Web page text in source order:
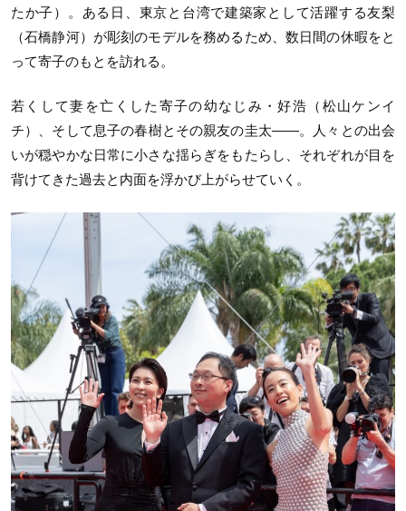
たか子）。ある日、東京と台湾で建築家として活躍する友梨
（石橋静河）が彫刻のモデルを務めるため、数日間の休暇をと
って寄子のもとを訪れる。
若くして妻を亡くした寄子の幼なじみ・好浩（松山ケンイ
チ）、そして息子の春樹とその親友の圭太——。人々との出会
いが穏やかな日常に小さな揺らぎをもたらし、それぞれが目を
背けてきた過去と内面を浮かび上がらせていく。